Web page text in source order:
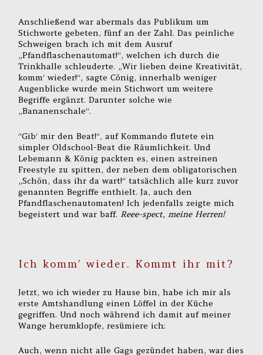
Anschließend war abermals das Publikum um
Stichworte gebeten, fünf an der Zahl. Das peinliche
Schweigen brach ich mit dem Ausruf
„Pfandflaschenautomat!“, welchen ich durch die
Trinkhalle schleuderte. „Wir lieben deine Kreativität,
komm‘ wieder!“, sagte Cönig, innerhalb weniger
Augenblicke wurde mein Stichwort um weitere
Begriffe ergänzt. Darunter solche wie
„Bananenschale“.
“Gib‘ mir den Beat!“, auf Kommando flutete ein
simpler Oldschool-Beat die Räumlichkeit. Und
Lebemann & König packten es, einen astreinen
Freestyle zu spitten, der neben dem obligatorischen
„Schön, dass ihr da wart!“ tatsächlich alle kurz zuvor
genannten Begriffe enthielt. Ja, auch den
Pfandflaschenautomaten! Ich jedenfalls zeigte mich
begeistert und war baff. Reee-spect, meine Herren!
Ich komm’ wieder. Kommt ihr mit?
Jetzt, wo ich wieder zu Hause bin, habe ich mir als
erste Amtshandlung einen Löffel in der Küche
gegriffen. Und noch während ich damit auf meiner
Wange herumklopfe, resümiere ich:
Auch, wenn nicht alle Gags gezündet haben, war dies